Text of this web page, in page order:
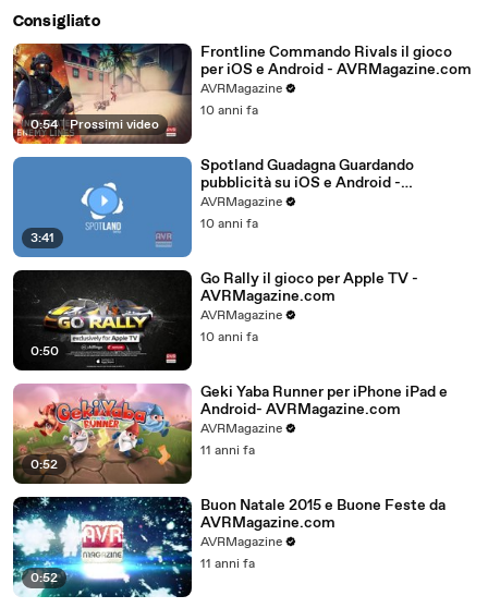
Consigliato
0:54 | Prossimi video
Frontline Commando Rivals il gioco
per iOS e Android - AVRMagazine.com
AVRMagazine
10 anni fa
3:41
Spotland Guadagna Guardando
pubblicità su iOS e Android -
AVRMagazine.com
AVRMagazine
10 anni fa
0:50
Go Rally il gioco per Apple TV -
AVRMagazine.com
AVRMagazine
10 anni fa
0:52
Geki Yaba Runner per iPhone iPad e
Android- AVRMagazine.com
AVRMagazine
11 anni fa
0:52
Buon Natale 2015 e Buone Feste da
AVRMagazine.com
AVRMagazine
11 anni fa